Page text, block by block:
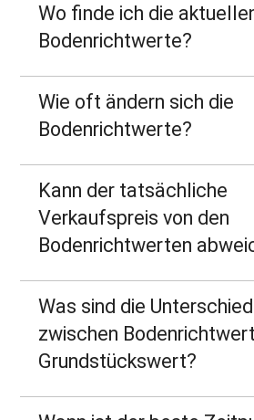
Wo finde ich die
Bodenrichtwerte?
Wie oft ändern sich die
Bodenrichtwerte?
Kann der tatsächliche
Verkaufspreis von den
Bodenrichtwerten
Was sind die
zwischen
Grundstückswert?